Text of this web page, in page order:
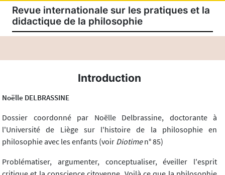
Revue internationale sur les pratiques et la
didactique de la philosophie
Introduction
Noëlle DELBRASSINE
Dossier coordonné par Noëlle Delbrassine, doctorante à
l'Université de Liège sur l'histoire de la philosophie en
philosophie avec les enfants (voir Diotimen° 85)
Problématiser, argumenter, conceptualiser, éveiller l'esprit